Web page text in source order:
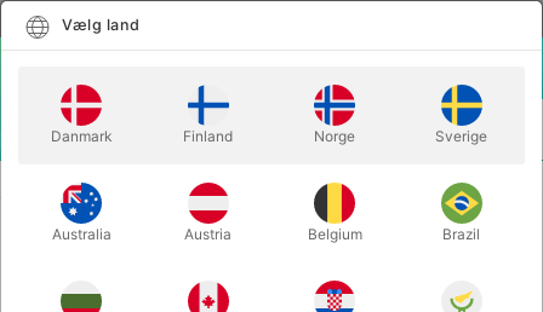
TRYLLEBØGER TAG LIGE ET KORT af David Lindgreen
TAG LIGE ET KORT af David
Lindgreen
Vælg land
Danmark Finland Norge Sverige
Australia Austria Belgium Brazil